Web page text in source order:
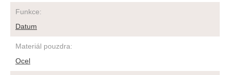
Funkce:
Datum
Materiál pouzdra:
Ocel